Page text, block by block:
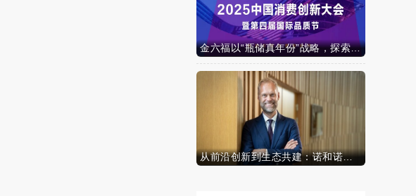
金六福以“瓶储真年份”战略，探索白酒行业价值新范式
从前沿创新到生态共建：诺和诺德参加中国发展高层论坛2026年年会，携“中国同创”新里程碑深化对华承诺